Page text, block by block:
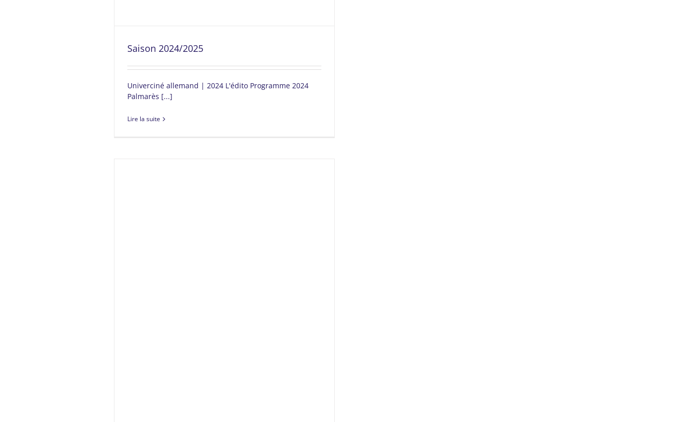
Saison 2024/2025
Univerciné allemand | 2024 L'édito Programme 2024
Palmarès [...]
Lire la suite